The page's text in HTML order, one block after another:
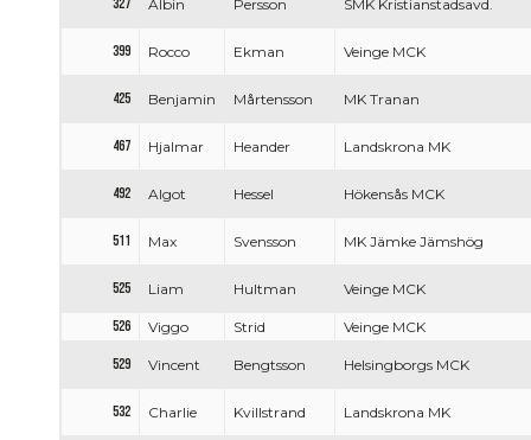
327 Albin Persson SMK Kristianstadsavd.
399 Rocco Ekman Veinge MCK
425 Benjamin Mårtensson MK Tranan
467 Hjalmar Heander Landskrona MK
492 Algot Hessel Hökensås MCK
511 Max Svensson MK Jämke Jämshög
525 Liam Hultman Veinge MCK
526 Viggo Strid Veinge MCK
529 Vincent Bengtsson Helsingborgs MCK
532 Charlie Kvillstrand Landskrona MK